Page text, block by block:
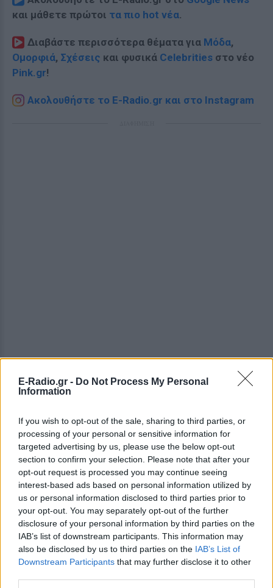
E-Radio.gr - Do Not Process My Personal
Information
If you wish to opt-out of the sale, sharing to third parties, or
processing of your personal or sensitive information for
targeted advertising by us, please use the below opt-out
section to confirm your selection. Please note that after your
opt-out request is processed you may continue seeing
interest-based ads based on personal information utilized by
us or personal information disclosed to third parties prior to
your opt-out. You may separately opt-out of the further
disclosure of your personal information by third parties on the
IAB’s list of downstream participants. This information may
also be disclosed by us to third parties on the IAB’s List of
Downstream Participants that may further disclose it to other
και μάθετε πρώτοι τα πιο hot νέα.
Διαβάστε περισσότερα θέματα για Μόδα,
Ομορφιά, Σχέσεις και φυσικά Celebrities στο νέο
Pink.gr!
Ακολουθήστε το E-Radio.gr και στο Instagram
ΔΕΙΤΕ ΕΠΙΣΗΣ
ΣΤΗΝ ΙΔΙΑ ΚΑΤΗΓΟΡΙΑ
Πάνω από 45.000 διελεύσεις
ημερησίως στους Ευζώνους:
Μαζική άφιξη τουριστών από
τα Βαλκάνια
ΘΈΑΤΡΟ+ΧΟΡΌΣ ΣΉΜΕΡΑ
Προσωρινή αναστολή των βιομετρικών
ελέγχων για να επισπευστεί η διέλευση
των ταξιδιωτών